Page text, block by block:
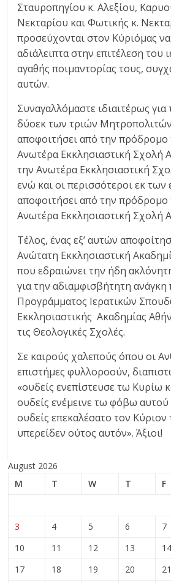
Σταυροπηγίου κ. Αλεξίου,
Νεκταρίου και Φωτικής κ.
προσεύχονται στον Κύριόμας
αδιάλειπτα στην επιτέλεση του
αγαθής ποιμαντορίας τους,
αυτών.
Συναγαλλόμαστε ιδιαιτέρως για
δύοεκ των τριών
αποφοιτήσει από την πρόδρομο
Ανωτέρα Εκκλησιαστική Σχολή
την Ανωτέρα Εκκλησιαστική
ενώ και οι περισσότεροι εκ
αποφοιτήσει από την πρόδρομο
Ανωτέρα Εκκλησιαστική Σχολή
Τέλος, ένας εξ’ αυτών
Ανώτατη Εκκλησιαστική
που εδραιώνει την ήδη
για την αδιαμφισβήτητη
Προγράμματος Ιερατικών
Εκκλησιαστικής Ακαδημίας
τις Θεολογικές Σχολές.
Σε καιρούς χαλεπούς όπου οι
επιστήμες φυλλοροούν,
«ουδείς ενεπίστευσε τω Κυρίω
ουδείς ενέμεινε τω φόβω αυτού
ουδείς επεκαλέσατο τον Κύριον
υπερείδεν ούτος αυτόν». Άξιοι!
August 2026
M
T W T F
3
4 5 6 7
10
11 12 13 14
17
18 19 20 21